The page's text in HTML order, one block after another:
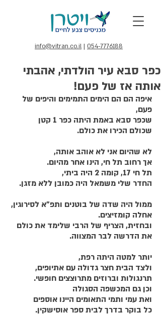
info@vitran.co.il | 054-7776188
כפר סבא עיר הולדתי, אהבתי
אותה אז של פעם!
איפה הם הם הימים התמימים והיפים של
פעם,
שכפר סבא באמת היתה כפר 1 קטן
שכולם הכירו את כולם.
לא שהיום אני לא אוהב אותה,
אך רחוב תל חי, הינו אחר מהיום.
תל חי 17, קומה 2 היה ביתי,
החדר שלי משמאל היה כמובן ללא מזגן.
ממול היה שדה של בוטנים ותפ"א לסירוגין,
אחלה קומזיצים.
ובחזית, הצריף של הרבי שלימד את כולם
את הדרשה לבר המצווה.
יותר למטה היתה רפת,
ולצד הבית חצר גדולה עם אתיופים,
תרנגולות וברוזים מתרוצצים חופשי.
וכן גם המכשפה הסגולה
ואת עמי ותמי התאומים היינו אוספים
כל בוקר בדרך לבית ספר אוסישקין.